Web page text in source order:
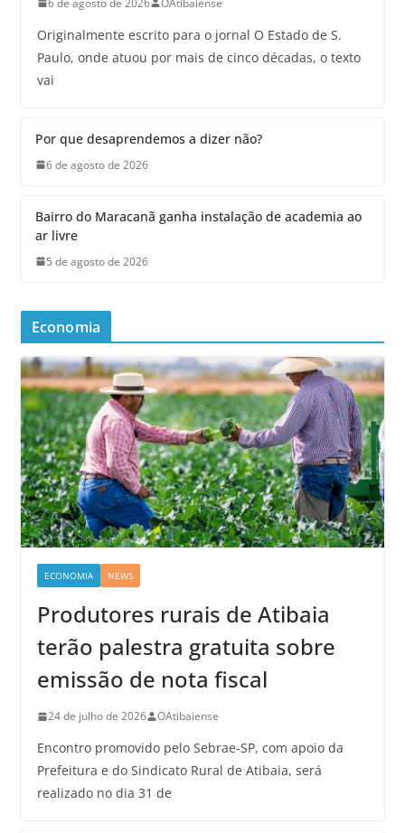
Originalmente escrito para o jornal O Estado de S.
Paulo, onde atuou por mais de cinco décadas, o texto
vai
Por que desaprendemos a dizer não?
6 de agosto de 2026
Bairro do Maracanã ganha instalação de academia ao
ar livre
5 de agosto de 2026
Economia
ECONOMIA NEWS
Produtores rurais de Atibaia
terão palestra gratuita sobre
emissão de nota fiscal
24 de julho de 2026 OAtibaiense
Encontro promovido pelo Sebrae-SP, com apoio da
Prefeitura e do Sindicato Rural de Atibaia, será
realizado no dia 31 de